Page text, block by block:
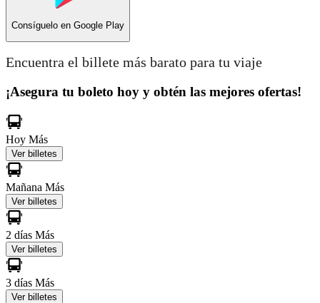
Consíguelo en Google Play
Encuentra el billete más barato para tu viaje
¡Asegura tu boleto hoy y obtén las mejores ofertas!
Hoy Más
Ver billetes
Mañana Más
Ver billetes
2 días Más
Ver billetes
3 días Más
Ver billetes